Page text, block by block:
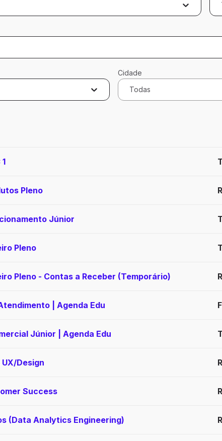
Cidade
Todas
Pleno
Júnior
Pleno
Pleno - Contas a Receber (Temporário)
| Agenda Edu
Júnior | Agenda Edu
Design
Success
(Data Analytics Engineering)